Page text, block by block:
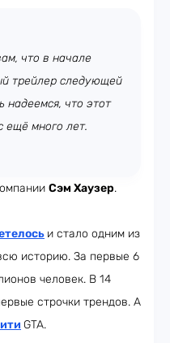
что в начале
трейлер следующей
надеемся, что этот
ещё много лет.
Сэм Хаузер.
и стало одним из
историю. За первые 6
человек. В 14
строчки трендов. А
GTA.